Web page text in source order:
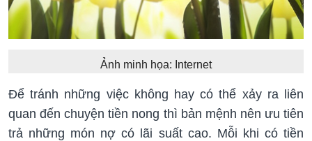
Ảnh minh họa: Internet
Để tránh những việc không hay có thể xảy ra liên
quan đến chuyện tiền nong thì bản mệnh nên ưu tiên
trả những món nợ có lãi suất cao. Mỗi khi có tiền